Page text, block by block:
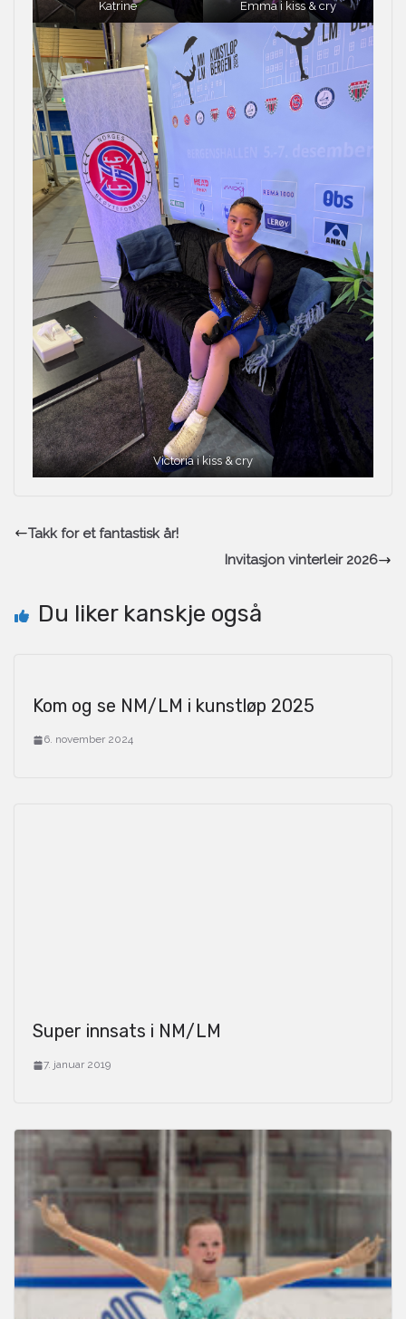
Katrine
Emma i kiss & cry
Victoria i kiss & cry
Takk for et fantastisk år!
Invitasjon vinterleir 2026
Du liker kanskje også
Kom og se NM/LM i kunstløp 2025
6. november 2024
Super innsats i NM/LM
7. januar 2019